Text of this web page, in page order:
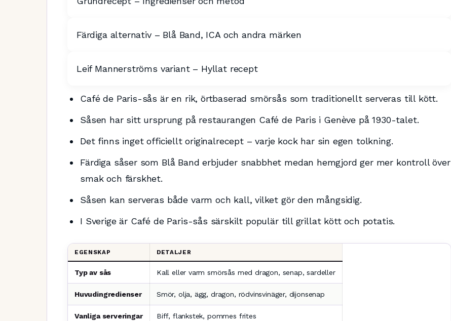
Färdiga alternativ – Blå Band, ICA och andra märken
Leif Mannerströms variant – Hyllat recept
Café de Paris-sås är en rik, örtbaserad smörsås som traditionellt serveras till kött.
Såsen har sitt ursprung på restaurangen Café de Paris i Genève på 1930-talet.
Det finns inget officiellt originalrecept – varje kock har sin egen tolkning.
Färdiga såser som Blå Band erbjuder snabbhet medan hemgjord ger mer kontroll över
smak och färskhet.
Såsen kan serveras både varm och kall, vilket gör den mångsidig.
I Sverige är Café de Paris-sås särskilt populär till grillat kött och potatis.
EGENSKAP DETALJER
Typ av sås Kall eller varm smörsås med dragon, senap, sardeller
Huvudingredienser Smör, olja, ägg, dragon, rödvinsvinäger, dijonsenap
Vanliga serveringar Biff, flankstek, pommes frites